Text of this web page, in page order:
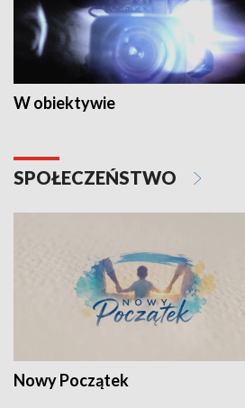
W obiektywie
SPOŁECZEŃSTWO
Nowy Początek